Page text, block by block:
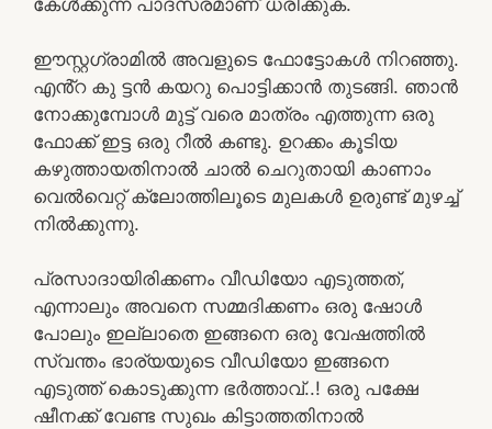
ഈസ്റ്റഗ്രാമിൽ അവളുടെ ഫോട്ടോകൾ നിറഞ്ഞു.
എൻ്റ കു ട്ടൻ കയറു പൊട്ടിക്കാൻ തുടങ്ങി. ഞാൻ
നോക്കുമ്പോൾ മുട്ട് വരെ മാത്രം എത്തുന്ന ഒരു
ഫോക്ക് ഇട്ട ഒരു റീൽ കണ്ടു. ഉറക്കം കൂടിയ
കഴുത്തായതിനാൽ ചാൽ ചെറുതായി കാണാം
വെൽവെറ്റ് ക്ലോത്തിലൂടെ മുലകൾ ഉരുണ്ട് മുഴച്ച്
നിൽക്കുന്നു.
പ്രസാദായിരിക്കണം വീഡിയോ എടുത്തത്,
എന്നാലും അവനെ സമ്മദിക്കണം ഒരു ഷോൾ
പോലും ഇല്ലാതെ ഇങ്ങനെ ഒരു വേഷത്തിൽ
സ്വന്തം ഭാര്യയുടെ വീഡിയോ ഇങ്ങനെ
എടുത്ത് കൊടുക്കുന്ന ഭർത്താവ്..! ഒരു പക്ഷേ
ഷീനക്ക് വേണ്ട സുഖം കിട്ടാത്തതിനാൽ